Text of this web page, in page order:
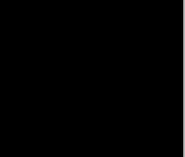
algunas escenas
Park, con
¡Descubre las
de un clásico